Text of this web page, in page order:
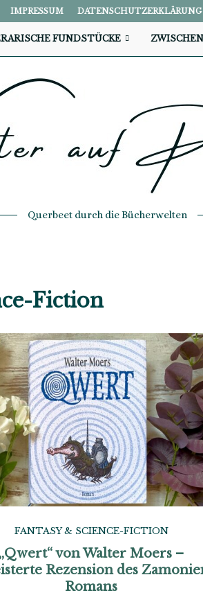
IMPRESSUM DATENSCHUTZERKLÄRUNG
FUNDSTÜCKE
Querbeet durch die Bücherwelten
Fiction
FANTASY & SCIENCE-FICTION
„Qwert“ von Walter Moers –
Rezension des
Romans